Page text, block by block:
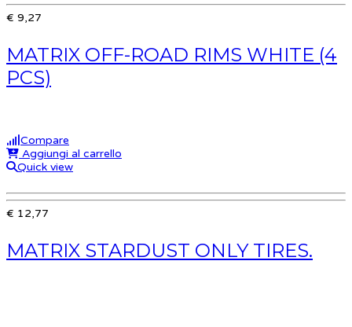
€ 9,27
MATRIX OFF-ROAD RIMS WHITE (4
PCS)
Compare
Aggiungi al carrello
Quick view
€ 12,77
MATRIX STARDUST ONLY TIRES.